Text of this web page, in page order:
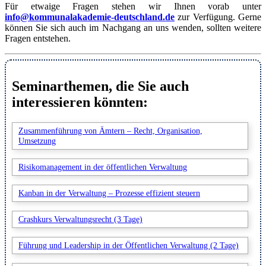
Für etwaige Fragen stehen wir Ihnen vorab unter
info@kommunalakademie-deutschland.de zur Verfügung. Gerne
können Sie sich auch im Nachgang an uns wenden, sollten weitere
Fragen entstehen.
Seminarthemen, die Sie auch
interessieren könnten:
Zusammenführung von Ämtern – Recht, Organisation,
Umsetzung
Risikomanagement in der öffentlichen Verwaltung
Kanban in der Verwaltung – Prozesse effizient steuern
Crashkurs Verwaltungsrecht (3 Tage)
Führung und Leadership in der Öffentlichen Verwaltung (2 Tage)